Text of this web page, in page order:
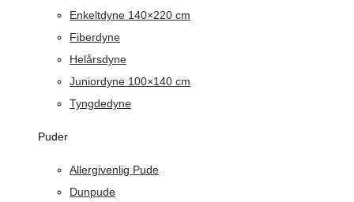
Enkeltdyne 140×220 cm
Fiberdyne
Helårsdyne
Juniordyne 100×140 cm
Tyngdedyne
Puder
Allergivenlig Pude
Dunpude